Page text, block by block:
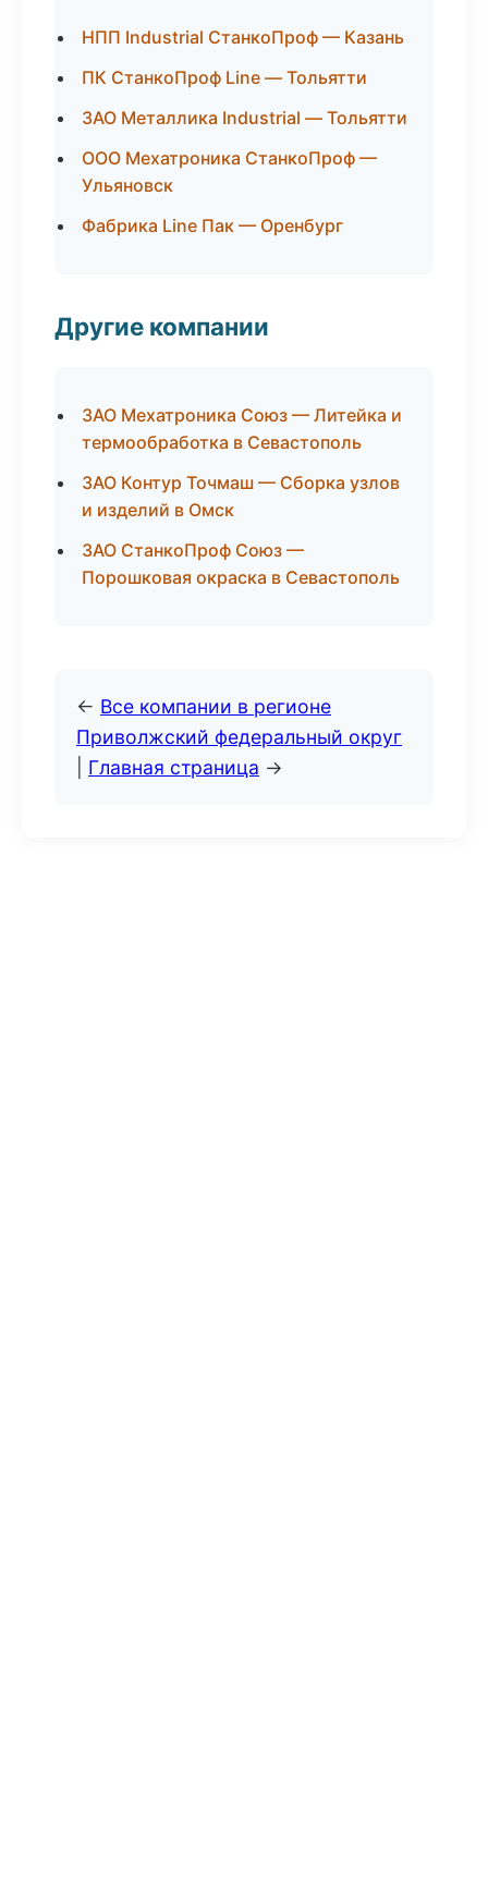
НПП Industrial СтанкоПроф — Казань
ПК СтанкоПроф Line — Тольятти
ЗАО Металлика Industrial — Тольятти
ООО Мехатроника СтанкоПроф —
Ульяновск
Фабрика Line Пак — Оренбург
Другие компании
ЗАО Мехатроника Союз — Литейка и
термообработка в Севастополь
ЗАО Контур Точмаш — Сборка узлов
и изделий в Омск
ЗАО СтанкоПроф Союз —
Порошковая окраска в Севастополь
← Все компании в регионе
Приволжский федеральный округ
Главная страница →